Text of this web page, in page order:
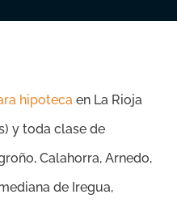
hipoteca en La Rioja
y toda clase de
Calahorra, Arnedo,
de Iregua,